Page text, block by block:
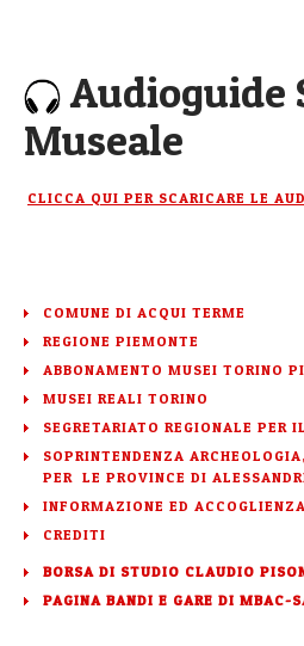
Audioguide
Museale
CLICCA QUI PER SCARICARE LE
COMUNE DI ACQUI TERME
REGIONE PIEMONTE
ABBONAMENTO MUSEI TORINO
MUSEI REALI TORINO
SEGRETARIATO REGIONALE PER
SOPRINTENDENZA
PER LE PROVINCE DI
INFORMAZIONE ED
CREDITI
BORSA DI STUDIO CLAUDIO
PAGINA BANDI E GARE DI MBAC-